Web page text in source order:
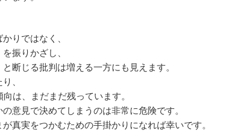
りではなく、
振りかざし、
断じる批判は増える一方にも見えます。
、
は、まだまだ残っています。
意見で決めてしまうのは非常に危険です。
真実をつかむための手掛かりになれば幸いです。